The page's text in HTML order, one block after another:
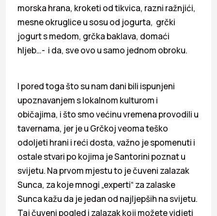
morska hrana, kroketi od tikvica, razni ražnjići,
mesne okruglice u sosu od jogurta, grčki
jogurt s medom, grčka baklava, domaći
hljeb…- i da, sve ovo u samo jednom obroku.
I pored toga što su nam dani bili ispunjeni
upoznavanjem s lokalnom kulturom i
običajima, i što smo većinu vremena provodili u
tavernama, jer je u Grčkoj veoma teško
odoljeti hrani i reći dosta, važno je spomenuti i
ostale stvari po kojima je Santorini poznat u
svijetu. Na prvom mjestu to je čuveni zalazak
Sunca, za koje mnogi „experti“ za zalaske
Sunca kažu da je jedan od najljepših na svijetu.
Taj čuveni pogled i zalazak koji možete vidjeti